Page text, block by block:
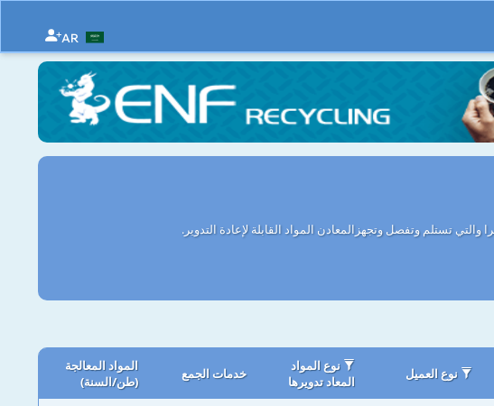
AR
تستلم وتفصل وتجهزالمعادن المواد القابلة لإعادة التدوير.
نوع العميل
نوع المواد
المعاد تدويرها
خدمات الجمع
المواد المعالجة
(طن/السنة)